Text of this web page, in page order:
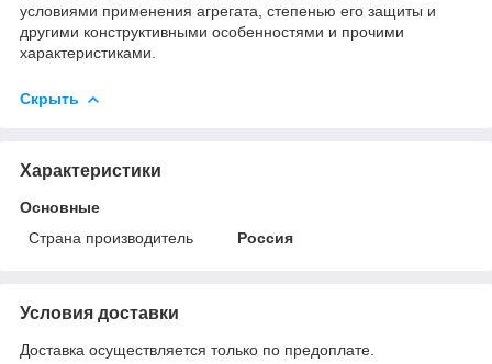
условиями применения агрегата, степенью его защиты и
другими конструктивными особенностями и прочими
характеристиками.
Скрыть
Характеристики
Основные
Страна производитель
Россия
Условия доставки
Доставка осуществляется только по предоплате.